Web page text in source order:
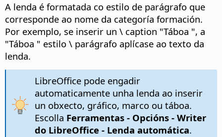
A lenda é formatada co estilo de parágrafo que
corresponde ao nome da categoría formación.
Por exemplo, se inserir un \ caption "Táboa ", a
"Táboa " estilo \ parágrafo aplícase ao texto da
lenda.
LibreOffice pode engadir
automaticamente unha lenda ao inserir
un obxecto, gráfico, marco ou táboa.
Escolla Ferramentas - Opcións - Writer
do LibreOffice - Lenda automática.